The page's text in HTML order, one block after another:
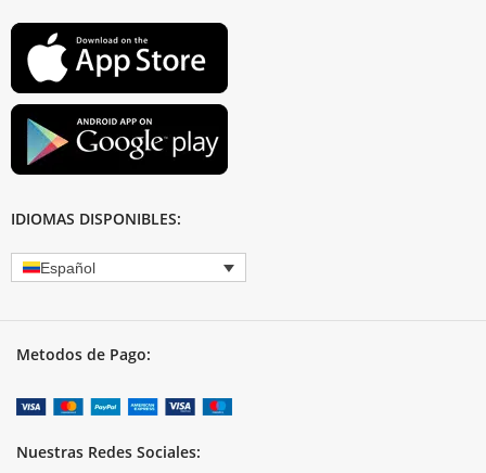
IDIOMAS DISPONIBLES:
Español
Metodos de Pago:
Nuestras Redes Sociales: